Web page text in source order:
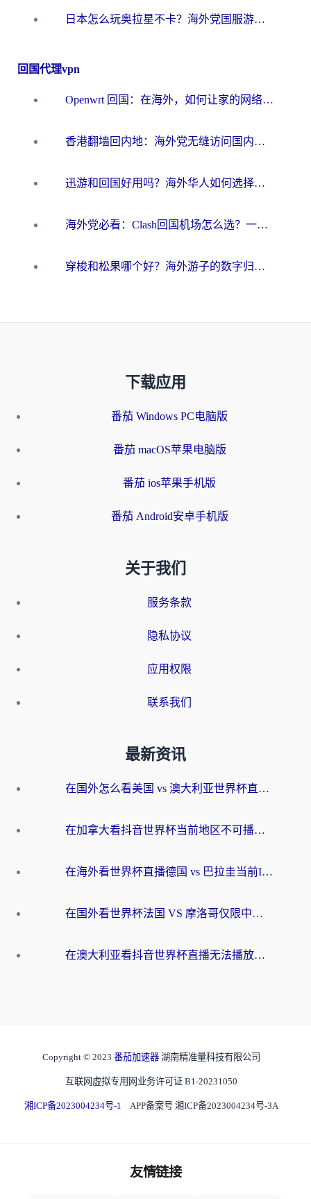
日本怎么玩奥拉星不卡？海外党国服游戏加速器选择全攻略
回国代理vpn
Openwrt 回国：在海外，如何让家的网络触手可及
香港翻墙回内地：海外党无缝访问国内资源的加速器选择全攻略
迅游和回国好用吗？海外华人如何选择靠谱的回国加速器
海外党必看：Clash回国机场怎么选？一篇搞定无缝访问国内资源的全攻略
穿梭和松果哪个好？海外游子的数字归乡路，到底该怎么选
下载应用
番茄 Windows PC电脑版
番茄 macOS苹果电脑版
番茄 ios苹果手机版
番茄 Android安卓手机版
关于我们
服务条款
隐私协议
应用权限
联系我们
最新资讯
在国外怎么看美国 vs 澳大利亚世界杯直播？海外党必藏的中文解说观赛指南
在加拿大看抖音世界杯当前地区不可播放？海外党体育观赛终极指南
在海外看世界杯直播德国 vs 巴拉圭当前IP受限制？这篇指南帮你轻松解决地区限制
在国外看世界杯法国 VS 摩洛哥仅限中国大陆？别让地域限制拦下你的欢呼
在澳大利亚看抖音世界杯直播无法播放？海外党体育观赛终极指南来了！
Copyright © 2023 番茄加速器 湖南精准量科技有限公司
互联网虚拟专用网业务许可证 B1-20231050
湘ICP备2023004234号-1 APP备案号 湘ICP备2023004234号-3A
友情链接